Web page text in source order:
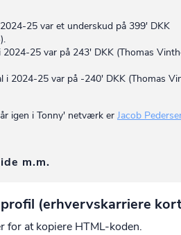
25 var et underskud på 399' DKK
25 var på 243' DKK (Thomas
i 2024-25 var på -240' DKK (Thomas
igen i Tonny' netværk er Jacob
m.m.
(erhvervskarriere
for at kopiere HTML-koden.